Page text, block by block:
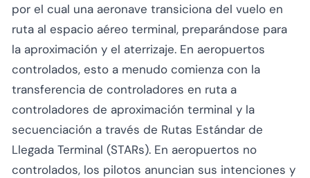
por el cual una aeronave transiciona del vuelo en
ruta al espacio aéreo terminal, preparándose para
la aproximación y el aterrizaje. En aeropuertos
controlados, esto a menudo comienza con la
transferencia de controladores en ruta a
controladores de aproximación terminal y la
secuenciación a través de Rutas Estándar de
Llegada Terminal (STARs). En aeropuertos no
controlados, los pilotos anuncian sus intenciones y